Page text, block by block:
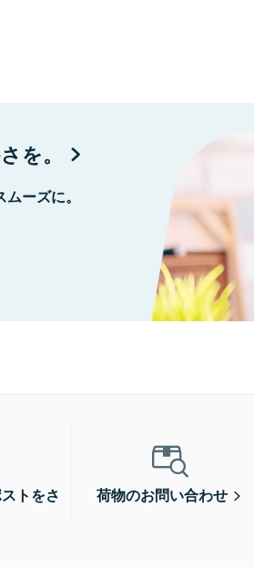
を。
ーズに。
トをさ
荷物のお問い合わせ